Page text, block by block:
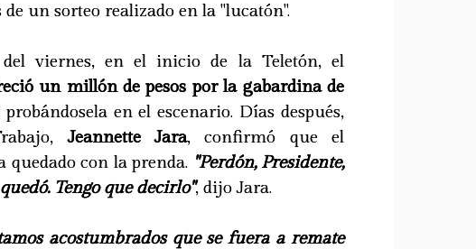
un sorteo realizado en la "lucatón".
viernes, en el inicio de la Teletón, el
un millón de pesos por la gabardina de
en el escenario. Días después,
Jeannette Jara, confirmó que el
quedado con la prenda. "Perdón, Presidente,
Tengo que decirlo", dijo Jara.
acostumbrados que se fuera a remate